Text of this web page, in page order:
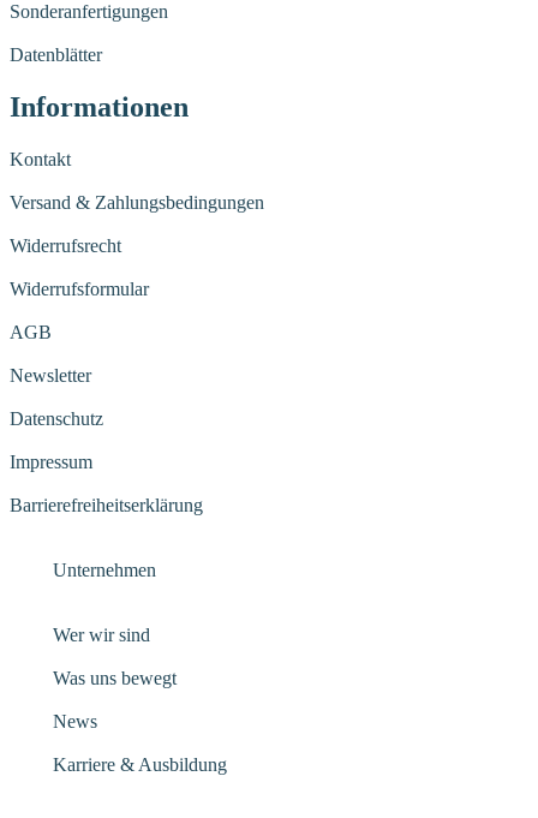
Sonderanfertigungen
Datenblätter
Informationen
Kontakt
Versand & Zahlungsbedingungen
Widerrufsrecht
Widerrufsformular
AGB
Newsletter
Datenschutz
Impressum
Barrierefreiheitserklärung
Unternehmen
Wer wir sind
Was uns bewegt
News
Karriere & Ausbildung